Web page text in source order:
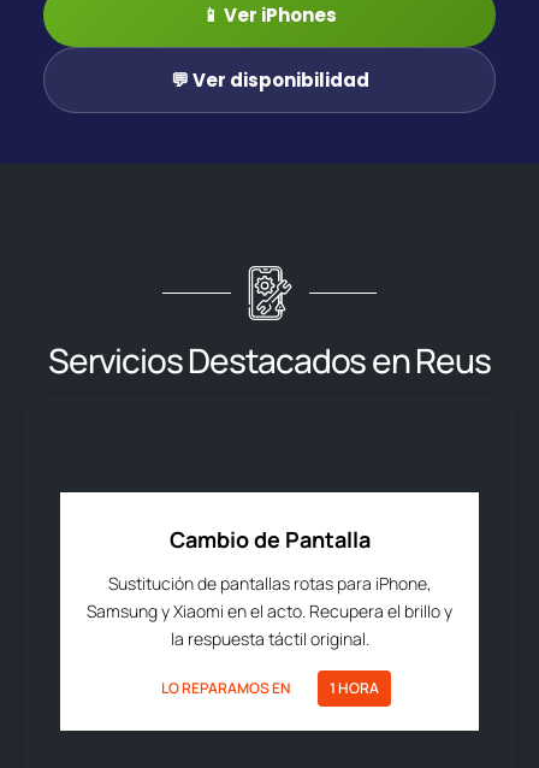
📱 Ver iPhones
💬 Ver disponibilidad
Servicios Destacados en Reus
Cambio de Pantalla
Sustitución de pantallas rotas para iPhone,
Samsung y Xiaomi en el acto. Recupera el brillo y
la respuesta táctil original.
LO REPARAMOS EN 1 HORA